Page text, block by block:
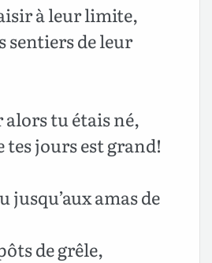
à leur limite,
sentiers de leur
alors tu étais né,
tes jours est grand!
jusqu’aux amas de
de grêle,